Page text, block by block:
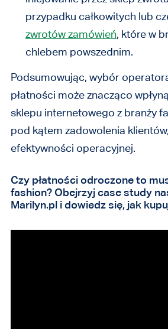
przypadku całkowitych lub
zwrotów zamówień, które w
chlebem powszednim.
Podsumowując, wybór
płatności może znacząco
sklepu internetowego z branży
pod kątem zadowolenia
efektywności operacyjnej.
Czy płatności odroczone to
fashion? Obejrzyj case study
Marilyn.pl i dowiedz się, jak